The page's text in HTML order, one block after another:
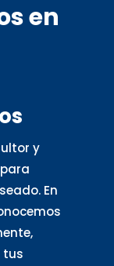
en
y
En
tus